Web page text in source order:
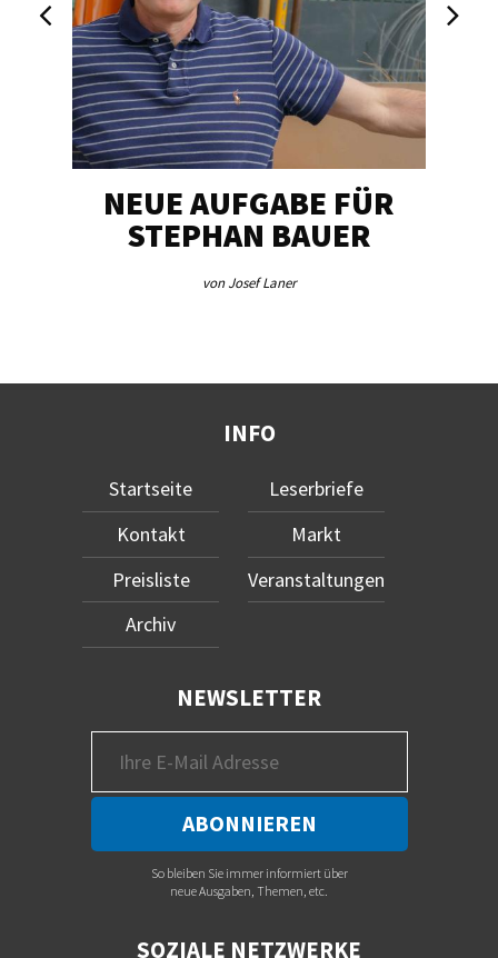
NEUE AUFGABE FÜR
STEPHAN BAUER
von Josef Laner
INFO
Startseite
Kontakt
Preisliste
Archiv
Leserbriefe
Markt
Veranstaltungen
NEWSLETTER
So bleiben Sie immer informiert über
neue Ausgaben, Themen, etc.
SOZIALE NETZWERKE